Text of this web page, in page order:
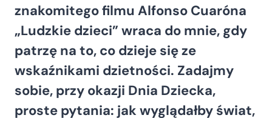
znakomitego filmu Alfonso Cuaróna
„Ludzkie dzieci” wraca do mnie, gdy
patrzę na to, co dzieje się ze
wskaźnikami dzietności. Zadajmy
sobie, przy okazji Dnia Dziecka,
proste pytania: jak wyglądałby świat,